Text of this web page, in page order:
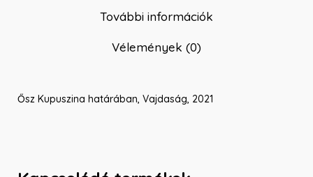
További információk
Vélemények (0)
Ősz Kupuszina határában, Vajdaság, 2021